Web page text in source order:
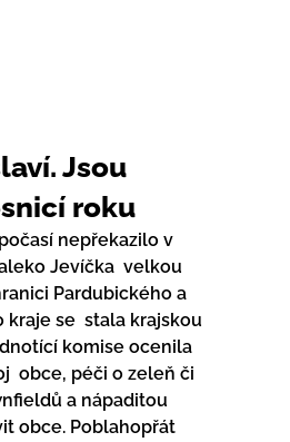
Jsou
roku
nepřekazilo v
Jevíčka  velkou
Pardubického a
se  stala krajskou
komise ocenila
obce, péči o zeleň či
a nápaditou
obce. Poblahopřát